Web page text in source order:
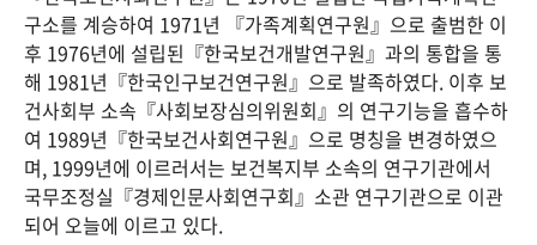
연구 역사
정책과 연구 키워드로 보는 연구 역사
연구자들
간행물 변천사
기록물 아카이브
사진 아카이브 문서 기록물 행정박물 영상 기록물
구소를 계승하여 1971년 『가족계획연구원』으로 출범한 이
후 1976년에 설립된『한국보건개발연구원』과의 통합을 통
해 1981년『한국인구보건연구원』으로 발족하였다. 이후 보
건사회부 소속『사회보장심의위원회』의 연구기능을 흡수하
여 1989년『한국보건사회연구원』으로 명칭을 변경하였으
며, 1999년에 이르러서는 보건복지부 소속의 연구기관에서
국무조정실『경제인문사회연구회』소관 연구기관으로 이관
되어 오늘에 이르고 있다.